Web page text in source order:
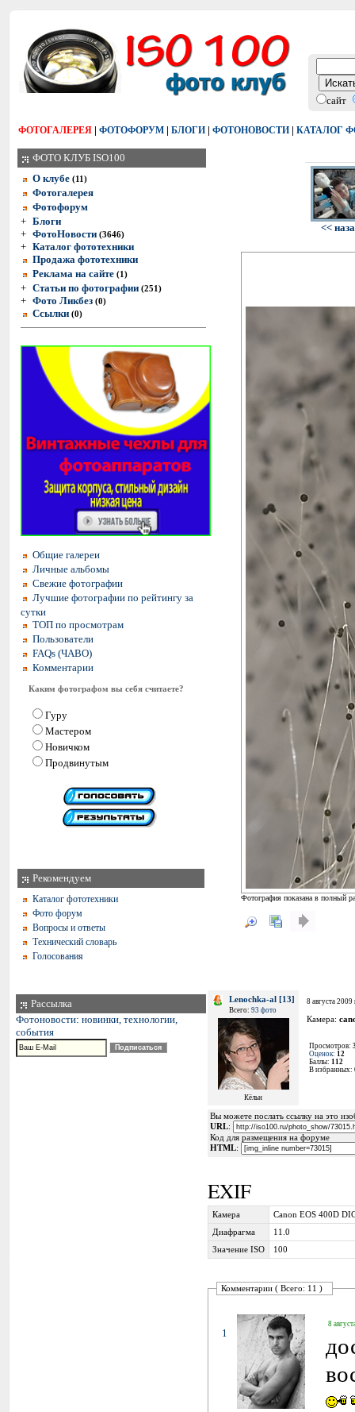
сайт
ФОТОГАЛЕРЕЯ | ФОТОФОРУМ | БЛОГИ | ФОТОНОВОСТИ | КАТАЛОГ
ФОТО КЛУБ ISO100
О клубе (11)
Фотогалерея
Фотофорум
+ Блоги
+ ФотоНовости (3646)
+ Каталог фототехники
Продажа фототехники
Реклама на сайте (1)
+ Статьи по фотографии (251)
+ Фото Ликбез (0)
Ссылки (0)
Общие галереи
Личные альбомы
Свежие фотографии
Лучшие фотографии по рейтингу за
сутки
ТОП по просмотрам
Пользователи
FAQs (ЧАВО)
Комментарии
Каким фотографом вы себя считаете?
Гуру
Мастером
Новичком
Продвинутым
Рекомендуем
Каталог фототехники
Фото форум
Вопросы и ответы
Технический словарь
Голосования
Рассылка
Фотоновости: новинки, технологии,
события
<<
Фотография показана в полный
Lenochka-al [13]
Всего:93 фото
Кёльн
8 августа
Камера:
Просмотров:
Оценок: 12
Баллы: 112
В избранных:
Вы можете послать ссылку на это
URL:
Код для размещения на форуме
HTML:
EXIF
Камера
Canon EOS 400D
Диафрагма
11.0
Значение ISO
100
Комментарии ( Всего: 11 )
1
8